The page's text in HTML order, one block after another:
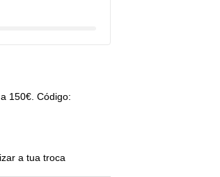
150€. Código:
a tua troca